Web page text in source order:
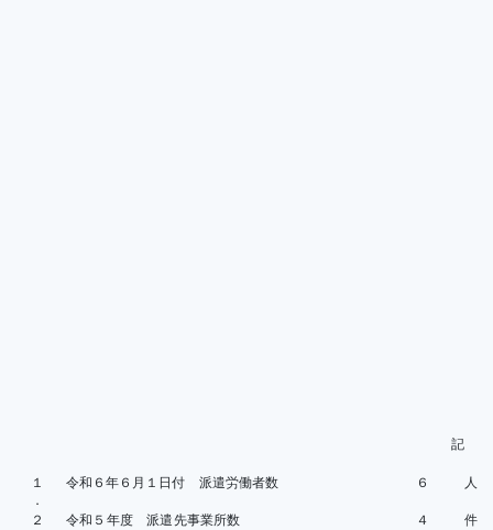
記
１
．
令和６年６月１日付 派遣労働者数 ６ 人
２
令和５年度 派遣先事業所数 ４ 件